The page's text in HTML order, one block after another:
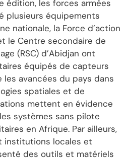
édition, les forces armées
plusieurs équipements
nationale, la Force d’action
le Centre secondaire de
(RSC) d’Abidjan ont
équipés de capteurs
les avancées du pays dans
spatiales et de
mettent en évidence
systèmes sans pilote
en Afrique. Par ailleurs,
institutions locales et
des outils et matériels